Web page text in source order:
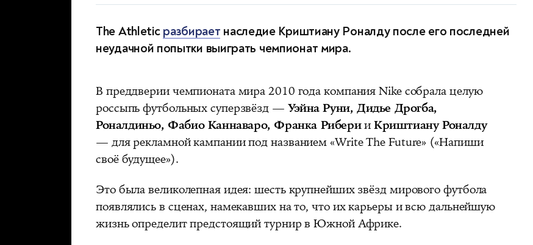
The Athletic разбирает наследие Криштиану Роналду после его последней
неудачной попытки выиграть чемпионат мира.
В преддверии чемпионата мира 2010 года компания Nike собрала целую
россыпь футбольных суперзвёзд — Уэйна Руни, Дидье Дрогба,
Роналдиньо, Фабио Каннаваро, Франка РиберииКриштиану Роналду
— для рекламной кампании под названием «Write The Future» («Напиши
своё будущее»).
Это была великолепная идея: шесть крупнейших звёзд мирового футбола
появлялись в сценах, намекавших на то, что их карьеры и всю дальнейшую
жизнь определит предстоящий турнир в Южной Африке.